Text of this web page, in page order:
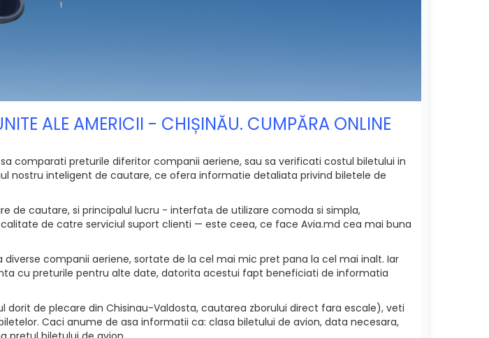
ALE AMERICII - CHIȘINĂU. CUMPĂRA ONLINE
comparati preturile diferitor companii aeriene, sau sa verificati costul biletului in
nostru inteligent de cautare, ce ofera informatie detaliata privind biletele de
de cautare, si principalul lucru - interfatа de utilizare comoda si simpla,
de catre serviciul suport clienti — este ceea, ce face Avia.md cea mai buna
companii aeriene, sortate de la cel mai mic pret pana la cel mai inalt. Iar
cu preturile pentru alte date, datorita acestui fapt beneficiati de informatia
de plecare din Chisinau-Valdosta, cautarea zborului direct fara escale), veti
Caci anume de asa informatii ca: clasa biletului de avion, data necesara,